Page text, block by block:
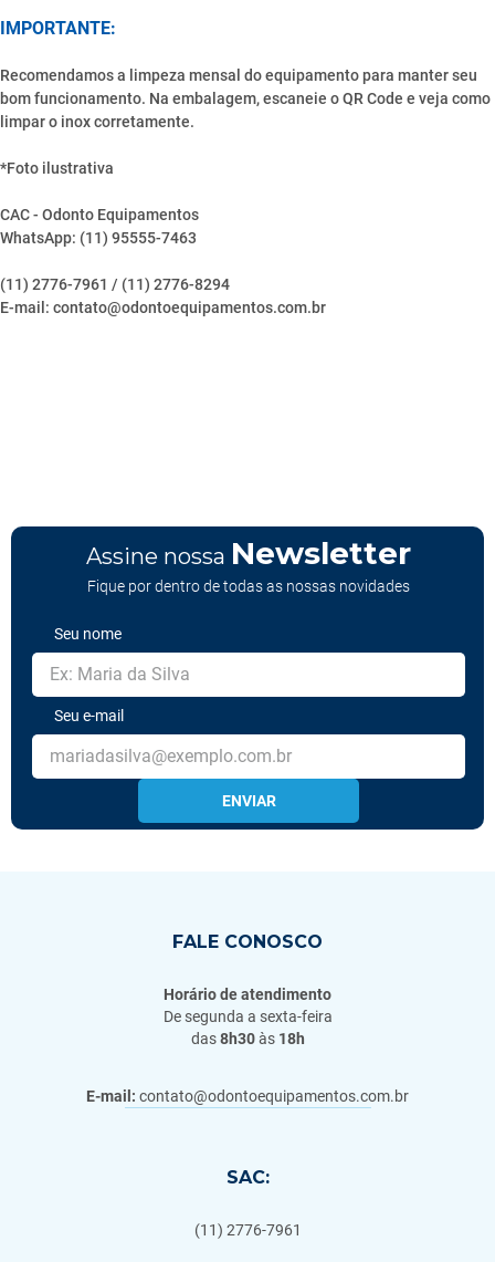
IMPORTANTE:
Recomendamos a limpeza mensal do equipamento para manter seu
bom funcionamento. Na embalagem, escaneie o QR Code e veja como
limpar o inox corretamente.
*Foto ilustrativa
CAC - Odonto Equipamentos
WhatsApp: (11) 95555-7463
(11) 2776-7961 / (11) 2776-8294
E-mail: contato@odontoequipamentos.com.br
Assine nossa Newsletter
Fique por dentro de todas as nossas novidades
Seu nome
Seu e-mail
ENVIAR
FALE CONOSCO
Horário de atendimento
De segunda a sexta-feira
das8h30às 18h
E-mail: contato@odontoequipamentos.com.br
SAC:
(11) 2776-7961